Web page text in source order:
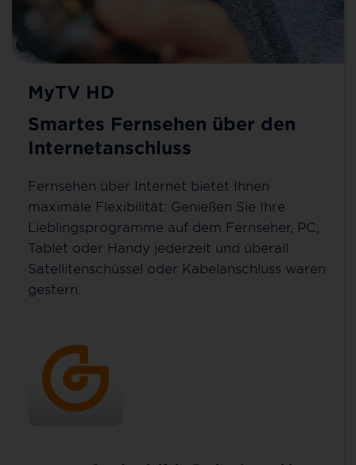
MyTV HD
Smartes Fernsehen über den
Internetanschluss
Fernsehen über Internet bietet Ihnen
maximale Flexibilität: Genießen Sie Ihre
Lieblingsprogramme auf dem Fernseher, PC,
Tablet oder Handy jederzeit und überall.
Satellitenschüssel oder Kabelanschluss waren
gestern.